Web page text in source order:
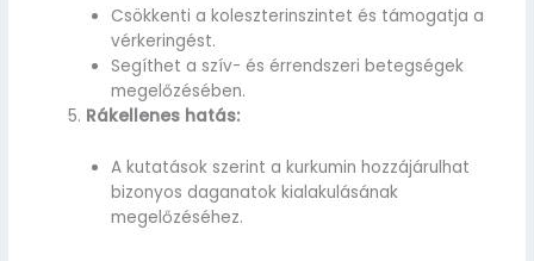
Csökkenti a koleszterinszintet és támogatja a
vérkeringést.
Segíthet a szív- és érrendszeri betegségek
megelőzésében.
Rákellenes hatás:
A kutatások szerint a kurkumin hozzájárulhat
bizonyos daganatok kialakulásának
megelőzéséhez.